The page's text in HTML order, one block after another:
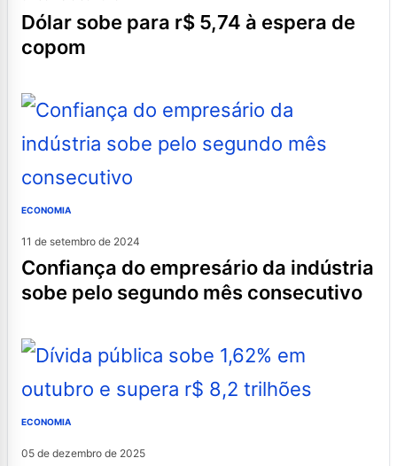
dólar sobe para r$ 5,74 à espera de
copom
ECONOMIA
11 de setembro de 2024
confiança do empresário da indústria
sobe pelo segundo mês consecutivo
ECONOMIA
05 de dezembro de 2025